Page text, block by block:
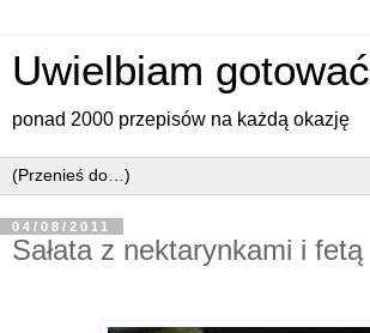
Uwielbiam gotować
ponad 2000 przepisów na każdą okazję
04/08/2011
Sałata z nektarynkami i fetą